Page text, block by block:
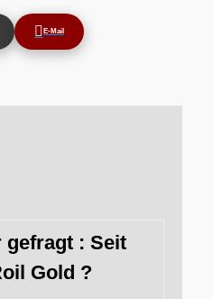
gefragt : Seit
Gold ?
E-Mail